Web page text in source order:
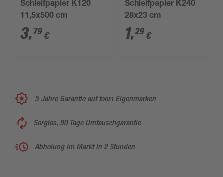
Schleifpapier K120
11,5x500 cm
3,79 €
Schleifpapier K240
28x23 cm
1,29 €
5 Jahre Garantie auf toom Eigenmarken
Sorglos, 90 Tage Umtauschgarantie
Abholung im Markt in 2 Stunden